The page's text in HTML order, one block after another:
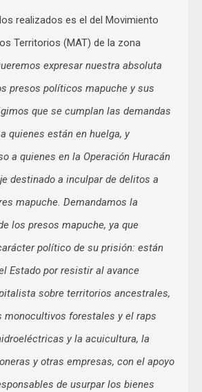
realizados es el del Movimiento
Territorios (MAT) de la zona
expresar nuestra absoluta
presos políticos mapuche y sus
que se cumplan las demandas
quienes están en huelga, y
a quienes en la Operación Huracán
destinado a inculpar de delitos a
mapuche. Demandamos la
los presos mapuche, ya que
político de su prisión: están
Estado por resistir al avance
sobre territorios ancestrales,
monocultivos forestales y el raps
y la acuicultura, la
y otras empresas, con el apoyo
de usurpar los bienes